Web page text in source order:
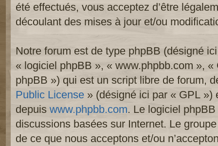
été effectués, vous acceptez d’être
découlant des mises à jour et/ou
Notre forum est de type phpBB (désigné
« logiciel phpBB », « www.phpbb.com »,
phpBB ») qui est un script libre de forum,
Public License » (désigné ici par « GPL »)
depuis www.phpbb.com. Le logiciel
discussions basées sur Internet. Le
de ce que nous acceptons et/ou